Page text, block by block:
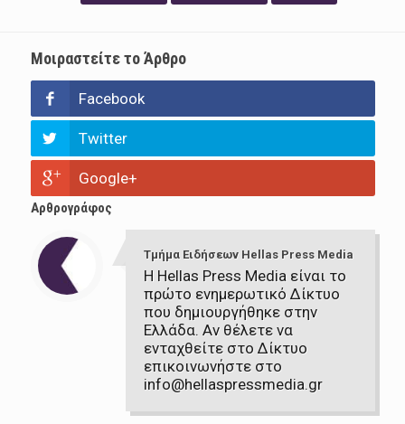
Μοιραστείτε το Άρθρο
Facebook
Twitter
Google+
Αρθρογράφος
Τμήμα Ειδήσεων Hellas Press Media
Η Hellas Press Media είναι το
πρώτο ενημερωτικό Δίκτυο
που δημιουργήθηκε στην
Ελλάδα. Αν θέλετε να
ενταχθείτε στο Δίκτυο
επικοινωνήστε στο
info@hellaspressmedia.gr